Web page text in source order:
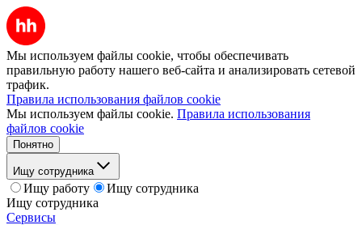
Мы используем файлы cookie, чтобы обеспечивать
правильную работу нашего веб-сайта и анализировать сетевой
трафик.
Правила использования файлов cookie
Мы используем файлы cookie. Правила использования
файлов cookie
Понятно
Ищу сотрудника
Ищу работу
Ищу сотрудника
Ищу сотрудника
Сервисы